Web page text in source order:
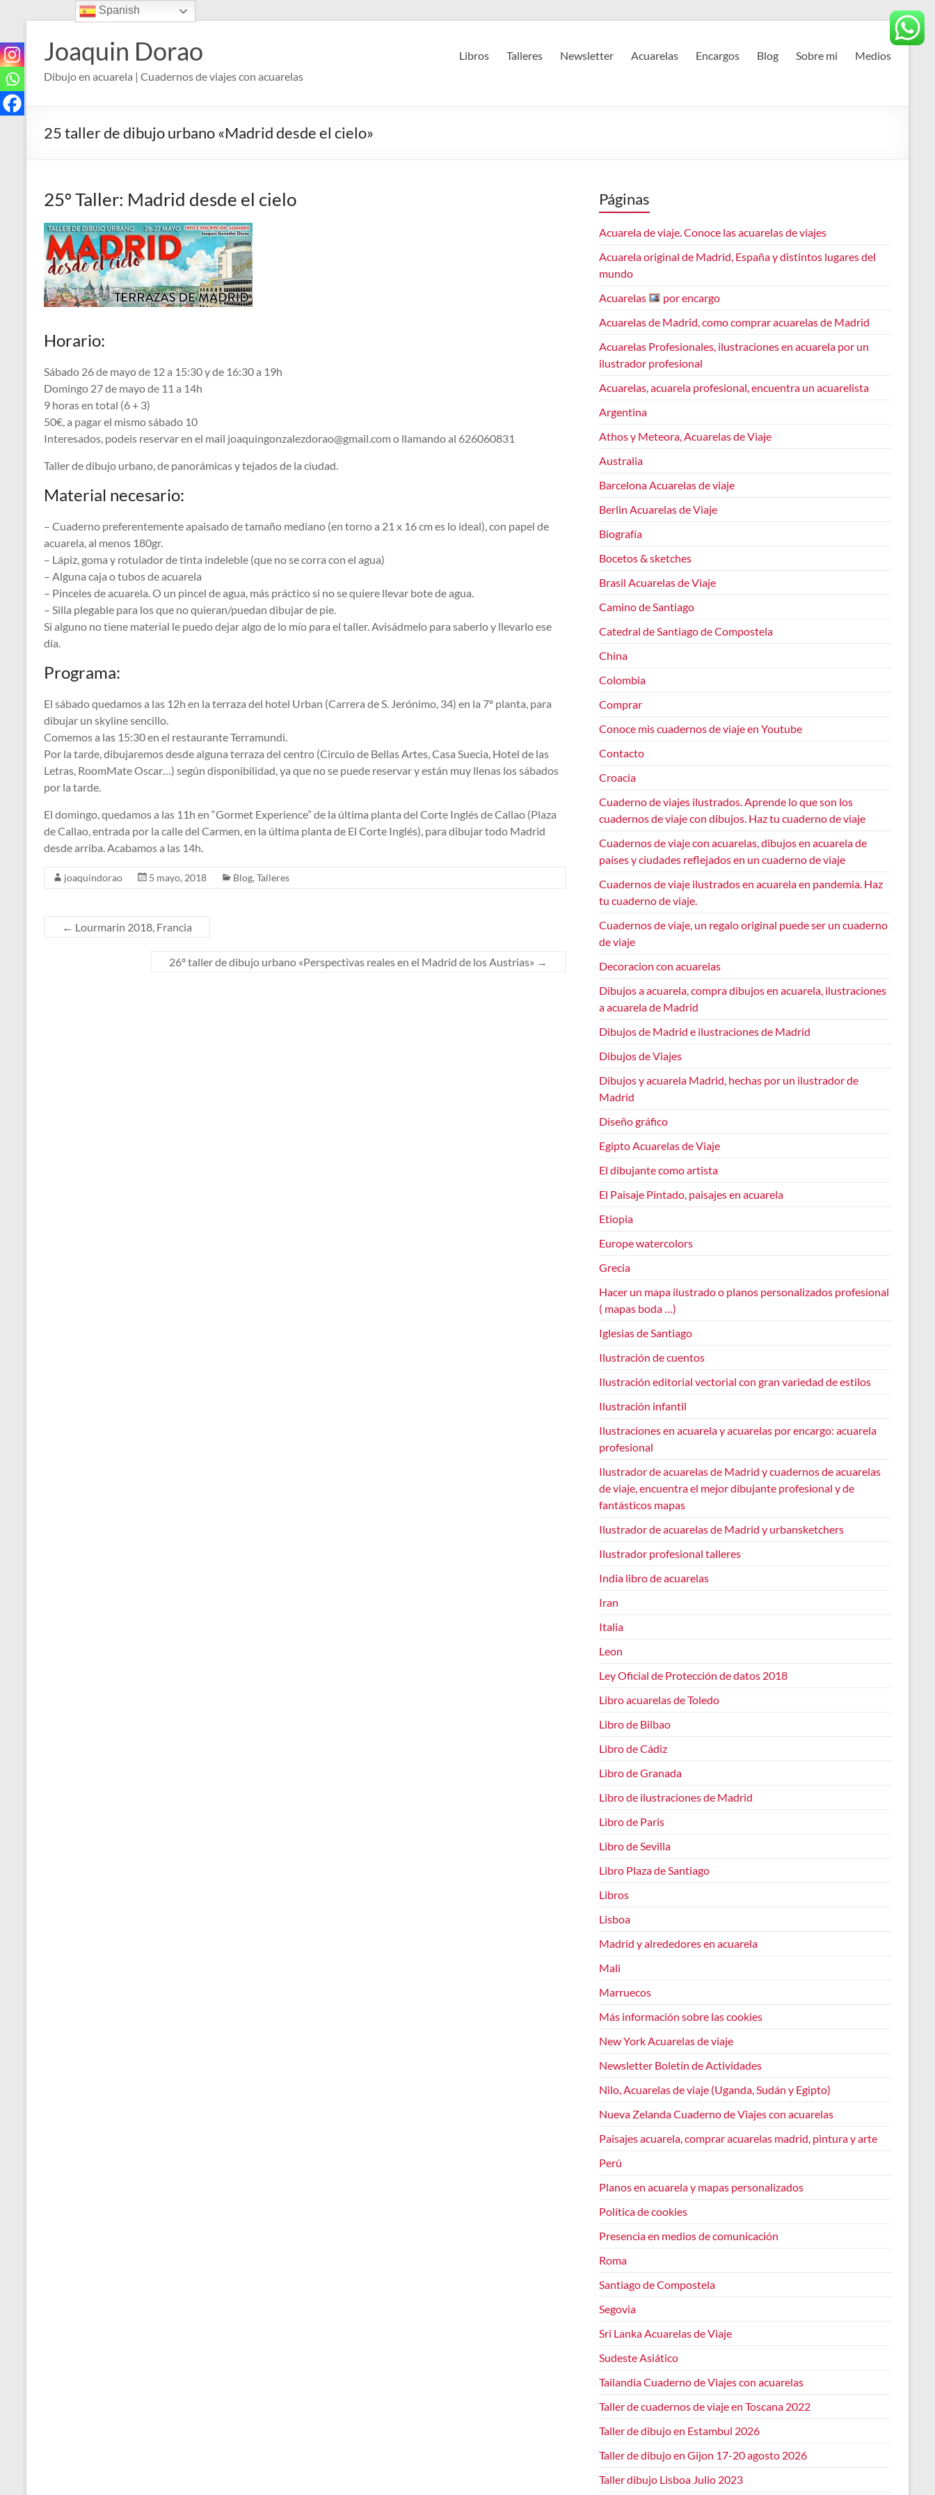
contenido
Joaquin Dorao
Dibujo en acuarela | Cuadernos de viajes con acuarelas
Libros Talleres Newsletter Acuarelas Encargos Blog Sobre mi Medios
25 taller de dibujo urbano «Madrid desde el cielo»
25º Taller: Madrid desde el cielo
Horario:
Sábado 26 de mayo de 12 a 15:30 y de 16:30 a 19h
Domingo 27 de mayo de 11 a 14h
9 horas en total (6 + 3)
50€, a pagar el mismo sábado 10
Interesados, podeis reservar en el mail joaquingonzalezdorao@gmail.com o llamando al 626060831
Taller de dibujo urbano, de panorámicas y tejados de la ciudad.
Material necesario:
– Cuaderno preferentemente apaisado de tamaño mediano (en torno a 21 x 16 cm es lo ideal), con papel de
acuarela, al menos 180gr.
– Lápiz, goma y rotulador de tinta indeleble (que no se corra con el agua)
– Alguna caja o tubos de acuarela
– Pinceles de acuarela. O un pincel de agua, más práctico si no se quiere llevar bote de agua.
– Silla plegable para los que no quieran/puedan dibujar de pie.
Si alguno no tiene material le puedo dejar algo de lo mío para el taller. Avisádmelo para saberlo y llevarlo ese
día.
Programa:
El sábado quedamos a las 12h en la terraza del hotel Urban (Carrera de S. Jerónimo, 34) en la 7º planta, para
dibujar un skyline sencillo.
Comemos a las 15:30 en el restaurante Terramundi.
Por la tarde, dibujaremos desde alguna terraza del centro (Circulo de Bellas Artes, Casa Suecia, Hotel de las
Letras, RoomMate Oscar…) según disponibilidad, ya que no se puede reservar y están muy llenas los sábados
por la tarde.
El domingo, quedamos a las 11h en “Gormet Experience” de la última planta del Corte Inglés de Callao (Plaza
de Callao, entrada por la calle del Carmen, en la última planta de El Corte Inglés), para dibujar todo Madrid
desde arriba. Acabamos a las 14h.
joaquindorao 5 mayo, 2018 Blog, Talleres
← Lourmarin 2018, Francia
26º taller de dibujo urbano «Perspectivas reales en el Madrid de los Austrias» →
Páginas
Acuarela de viaje. Conoce las acuarelas de viajes
Acuarela original de Madrid, España y distintos lugares del
mundo
Acuarelas
por encargo
Acuarelas de Madrid, como comprar acuarelas de Madrid
Acuarelas Profesionales, ilustraciones en acuarela por un
ilustrador profesional
Acuarelas, acuarela profesional, encuentra un acuarelista
Argentina
Athos y Meteora, Acuarelas de Viaje
Australia
Barcelona Acuarelas de viaje
Berlin Acuarelas de Viaje
Biografía
Bocetos & sketches
Brasil Acuarelas de Viaje
Camino de Santiago
Catedral de Santiago de Compostela
China
Colombia
Comprar
Conoce mis cuadernos de viaje en Youtube
Contacto
Croacia
Cuaderno de viajes ilustrados. Aprende lo que son los
cuadernos de viaje con dibujos. Haz tu cuaderno de viaje
Cuadernos de viaje con acuarelas, dibujos en acuarela de
países y ciudades reflejados en un cuaderno de viaje
Cuadernos de viaje ilustrados en acuarela en pandemia. Haz
tu cuaderno de viaje.
Cuadernos de viaje, un regalo original puede ser un cuaderno
de viaje
Decoracion con acuarelas
Dibujos a acuarela, compra dibujos en acuarela, ilustraciones
a acuarela de Madrid
Dibujos de Madrid e ilustraciones de Madrid
Dibujos de Viajes
Dibujos y acuarela Madrid, hechas por un ilustrador de
Madrid
Diseño gráfico
Egipto Acuarelas de Viaje
El dibujante como artista
El Paisaje Pintado, paisajes en acuarela
Etiopia
Europe watercolors
Grecia
Hacer un mapa ilustrado o planos personalizados profesional
( mapas boda …)
Iglesias de Santiago
Ilustración de cuentos
Ilustración editorial vectorial con gran variedad de estilos
Ilustración infantil
Ilustraciones en acuarela y acuarelas por encargo: acuarela
profesional
Ilustrador de acuarelas de Madrid y cuadernos de acuarelas
de viaje, encuentra el mejor dibujante profesional y de
fantásticos mapas
Ilustrador de acuarelas de Madrid y urbansketchers
Ilustrador profesional talleres
India libro de acuarelas
Iran
Italia
Leon
Ley Oficial de Protección de datos 2018
Libro acuarelas de Toledo
Libro de Bilbao
Libro de Cádiz
Libro de Granada
Libro de ilustraciones de Madrid
Libro de Paris
Libro de Sevilla
Libro Plaza de Santiago
Libros
Lisboa
Madrid y alrededores en acuarela
Mali
Marruecos
Más información sobre las cookies
New York Acuarelas de viaje
Newsletter Boletín de Actividades
Nilo, Acuarelas de viaje (Uganda, Sudán y Egipto)
Nueva Zelanda Cuaderno de Viajes con acuarelas
Paisajes acuarela, comprar acuarelas madrid, pintura y arte
Perú
Planos en acuarela y mapas personalizados
Política de cookies
Presencia en medios de comunicación
Roma
Santiago de Compostela
Segovia
Sri Lanka Acuarelas de Viaje
Sudeste Asiático
Tailandia Cuaderno de Viajes con acuarelas
Taller de cuadernos de viaje en Toscana 2022
Taller de dibujo en Estambul 2026
Taller de dibujo en Gijon 17-20 agosto 2026
Taller dibujo Lisboa Julio 2023
Spanish